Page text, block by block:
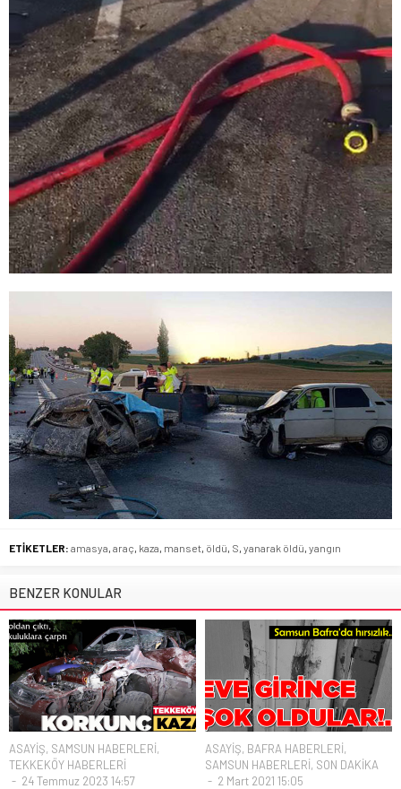
ETİKETLER: amasya araç kaza manset öldü S yanarak öldü yangın
BENZER KONULAR
ASAYİŞ, SAMSUN HABERLERİ,
TEKKEKÖY HABERLERİ
24 Temmuz 2023 14:57
ASAYİŞ, BAFRA HABERLERİ,
SAMSUN HABERLERİ, SON DAKİKA
2 Mart 2021 15:05